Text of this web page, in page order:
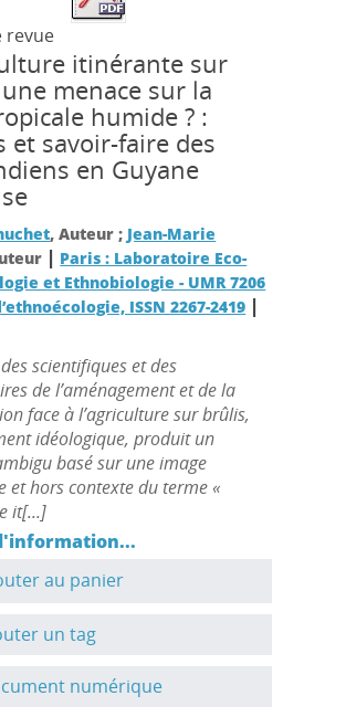
revue
itinérante sur
menace sur la
humide ? :
et savoir-faire des
en Guyane
, Auteur ; Jean-Marie
| Paris : Laboratoire Eco-
et Ethnobiologie - UMR 7206
ISSN 2267-2419 |
scientifiques et des
de l’aménagement et de la
face à l’agriculture sur brûlis,
idéologique, produit un
basé sur une image
et hors contexte du terme «
it[...]
au panier
un tag
numérique